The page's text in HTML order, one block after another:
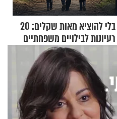
בלי להוציא מאות שקלים: 20
רעיונות לבילויים משפחתיים
כמעט בחינם